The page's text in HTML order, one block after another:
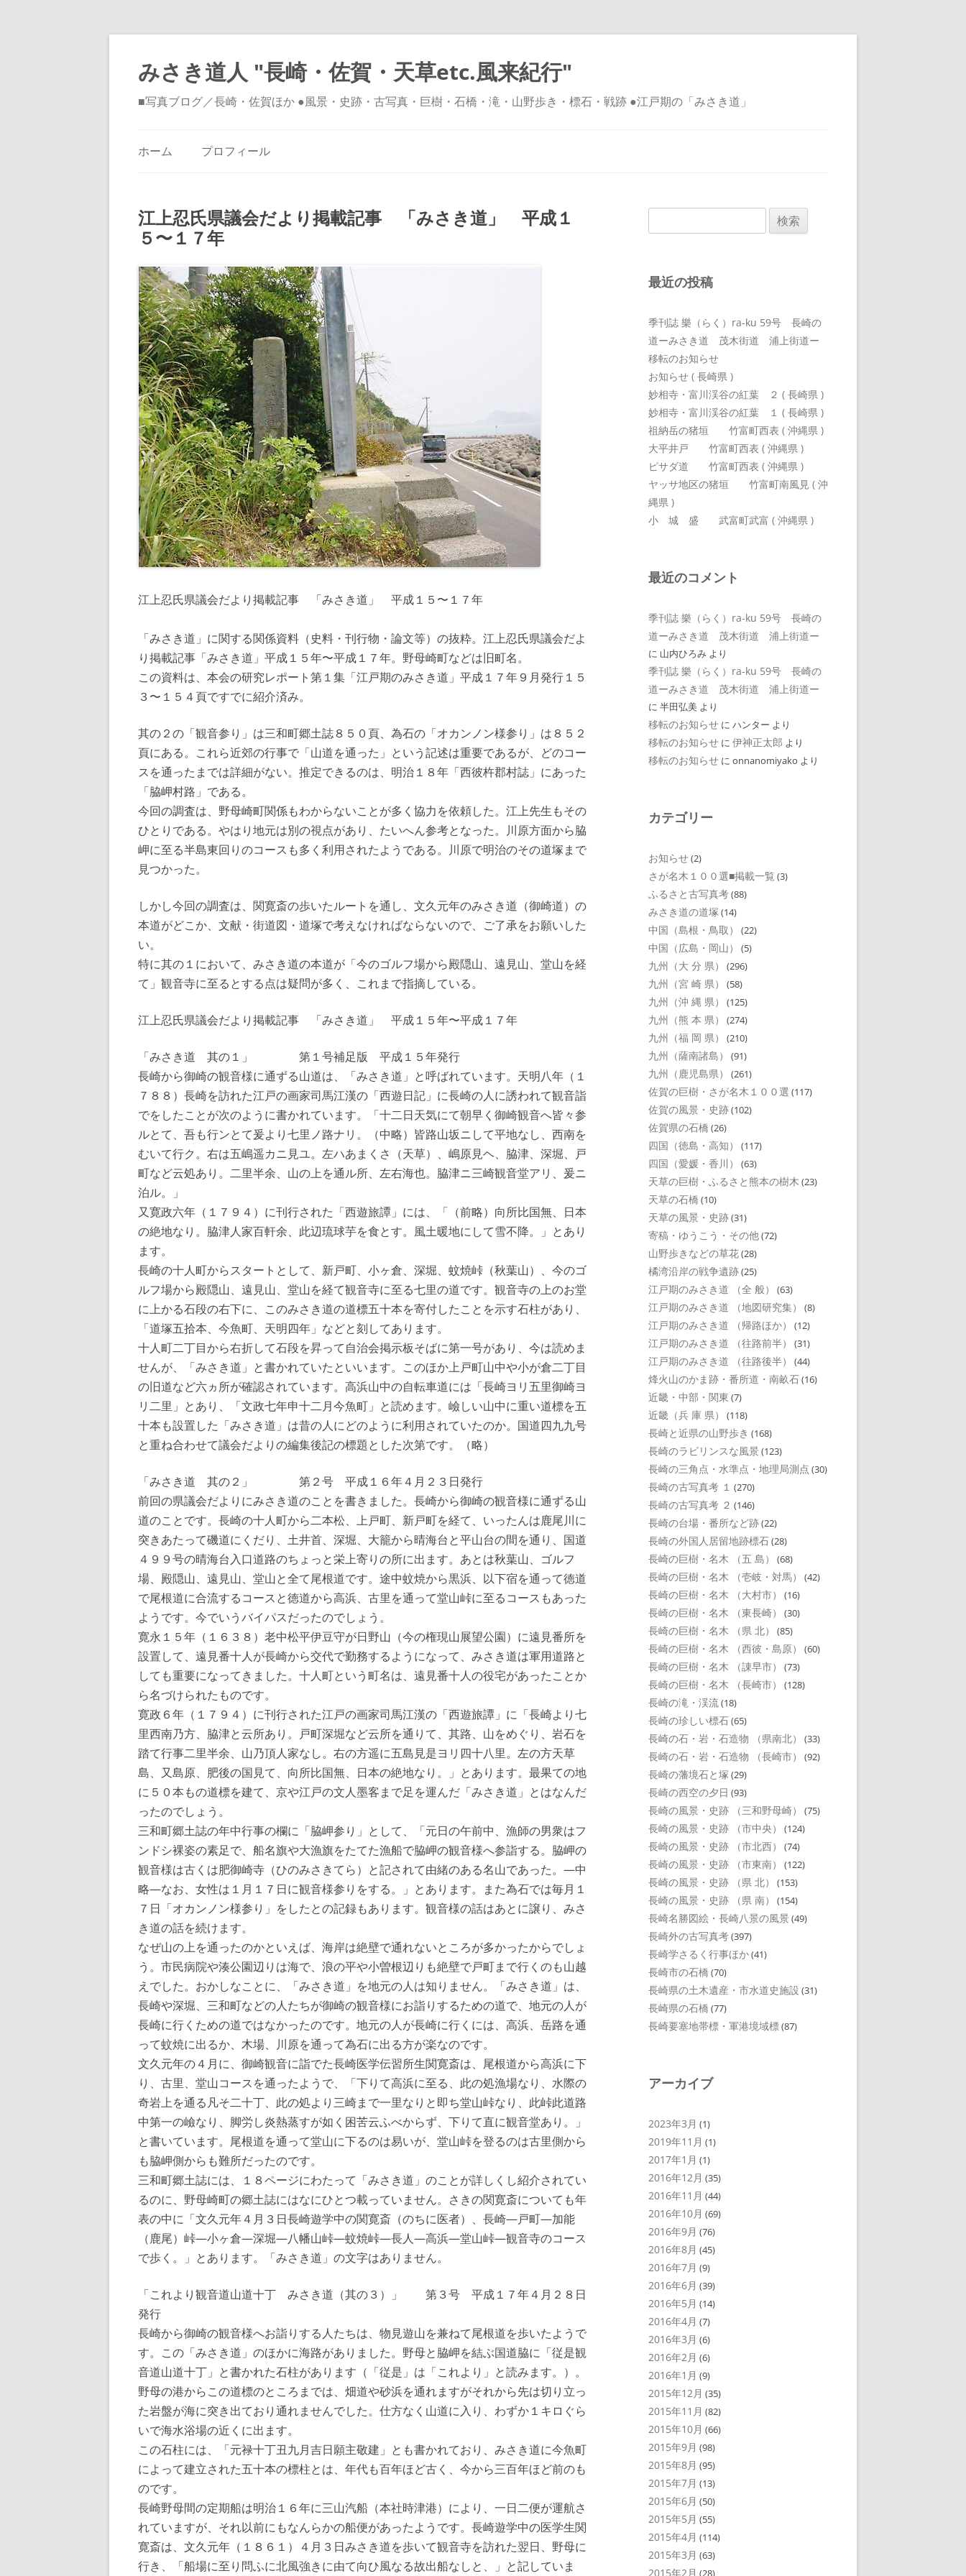
みさき道人 "長崎・佐賀・天草etc.風来紀行"
■写真ブログ／長崎・佐賀ほか ●風景・史跡・古写真・巨樹・石橋・滝・山野歩き・標石・戦跡 ●江戸期の「みさき道」
ッ
プ
ホーム プロフィール
江上忍氏県議会だより掲載記事 「みさき道」 平成１
５〜１７年
江上忍氏県議会だより掲載記事 「みさき道」 平成１５〜１７年
「みさき道」に関する関係資料（史料・刊行物・論文等）の抜粋。江上忍氏県議会だよ
り掲載記事「みさき道」平成１５年〜平成１７年。野母崎町などは旧町名。
この資料は、本会の研究レポート第１集「江戸期のみさき道」平成１７年９月発行１５
３〜１５４頁ですでに紹介済み。
其の２の「観音参り」は三和町郷土誌８５０頁、為石の「オカンノン様参り」は８５２
頁にある。これら近郊の行事で「山道を通った」という記述は重要であるが、どのコー
スを通ったまでは詳細がない。推定できるのは、明治１８年「西彼杵郡村誌」にあった
「脇岬村路」である。
今回の調査は、野母崎町関係もわからないことが多く協力を依頼した。江上先生もその
ひとりである。やはり地元は別の視点があり、たいへん参考となった。川原方面から脇
岬に至る半島東回りのコースも多く利用されたようである。川原で明治のその道塚まで
見つかった。
しかし今回の調査は、関寛斎の歩いたルートを通し、文久元年のみさき道（御崎道）の
本道がどこか、文献・街道図・道塚で考えなければならないので、ご了承をお願いした
い。
特に其の１において、みさき道の本道が「今のゴルフ場から殿隠山、遠見山、堂山を経
て」観音寺に至るとする点は疑問が多く、これまで指摘している。
江上忍氏県議会だより掲載記事 「みさき道」 平成１５年〜平成１７年
「みさき道 其の１」 第１号補足版 平成１５年発行
長崎から御崎の観音様に通ずる山道は、「みさき道」と呼ばれています。天明八年（１
７８８）長崎を訪れた江戸の画家司馬江漢の「西遊日記」に長崎の人に誘われて観音詣
でをしたことが次のように書かれています。「十二日天気にて朝早く御崎観音へ皆々参
ルとて、吾も行ンとて爰より七里ノ路ナリ。（中略）皆路山坂ニして平地なし、西南を
むいて行ク。右は五嶋遥カニ見ユ。左ハあまくさ（天草）、嶋原見ヘ、脇津、深堀、戸
町など云処あり。二里半余、山の上を通ル所、左右海也。脇津ニ三崎観音堂アリ、爰ニ
泊ル。」
又寛政六年（１７９４）に刊行された「西遊旅譚」には、「（前略）向所比国無、日本
の絶地なり。脇津人家百軒余、此辺琉球芋を食とす。風土暖地にして雪不降。」とあり
ます。
長崎の十人町からスタートとして、新戸町、小ヶ倉、深堀、蚊焼峠（秋葉山）、今のゴ
ルフ場から殿隠山、遠見山、堂山を経て観音寺に至る七里の道です。観音寺の上のお堂
に上かる石段の右下に、このみさき道の道標五十本を寄付したことを示す石柱があり、
「道塚五拾本、今魚町、天明四年」などと刻してあります。
十人町二丁目から右折して石段を昇って自治会掲示板そばに第一号があり、今は読めま
せんが、「みさき道」と書かれていたといいます。このほか上戸町山中や小が倉二丁目
の旧道など六ヵ所が確認されています。高浜山中の自転車道には「長崎ヨリ五里御崎ヨ
リ二里」とあり、「文政七年申十二月今魚町」と読めます。嶮しい山中に重い道標を五
十本も設置した「みさき道」は昔の人にどのように利用されていたのか。国道四九九号
と重ね合わせて議会だよりの編集後記の標題とした次第です。（略）
「みさき道 其の２」 第２号 平成１６年４月２３日発行
前回の県議会だよりにみさき道のことを書きました。長崎から御崎の観音様に通ずる山
道のことです。長崎の十人町から二本松、上戸町、新戸町を経て、いったんは鹿尾川に
突きあたって磯道にくだり、土井首、深堀、大籠から晴海台と平山台の間を通り、国道
４９９号の晴海台入口道路のちょっと栄上寄りの所に出ます。あとは秋葉山、ゴルフ
場、殿隠山、遠見山、堂山と全て尾根道です。途中蚊焼から黒浜、以下宿を通って徳道
で尾根道に合流するコースと徳道から高浜、古里を通って堂山峠に至るコースもあった
ようです。今でいうバイパスだったのでしょう。
寛永１５年（１６３８）老中松平伊豆守が日野山（今の権現山展望公園）に遠見番所を
設置して、遠見番十人が長崎から交代で勤務するようになって、みさき道は軍用道路と
しても重要になってきました。十人町という町名は、遠見番十人の役宅があったことか
ら名づけられたものです。
寛政６年（１７９４）に刊行された江戸の画家司馬江漢の「西遊旅譚」に「長崎より七
里西南乃方、脇津と云所あり。戸町深堀など云所を通りて、其路、山をめぐり、岩石を
踏て行事二里半余、山乃頂人家なし。右の方遥に五島見是ヨリ四十八里。左の方天草
島、又島原、肥後の国見て、向所比国無、日本の絶地なり。」とあります。最果ての地
に５０本もの道標を建て、京や江戸の文人墨客まで足を運んだ「みさき道」とはなんだ
ったのでしょう。
三和町郷土誌の年中行事の欄に「脇岬参り」として、「元日の午前中、漁師の男衆はフ
ンドシ裸姿の素足で、船名旗や大漁旗をたてた漁船で脇岬の観音様へ参詣する。脇岬の
観音様は古くは肥御崎寺（ひのみさきてら）と記されて由緒のある名山であった。—中
略—なお、女性は１月１７日に観音様参りをする。」とあります。また為石では毎月１
７日「オカンノン様参り」をしたとの記録もあります。観音様の話はあとに譲り、みさ
き道の話を続けます。
なぜ山の上を通ったのかといえば、海岸は絶壁で通れないところが多かったからでしょ
う。市民病院や湊公園辺りは海で、浪の平や小曽根辺りも絶壁で戸町まで行くのも山越
えでした。おかしなことに、「みさき道」を地元の人は知りません。「みさき道」は、
長崎や深堀、三和町などの人たちが御崎の観音様にお詣りするための道で、地元の人が
長崎に行くための道ではなかったのです。地元の人が長崎に行くには、高浜、岳路を通
って蚊焼に出るか、木場、川原を通って為石に出る方が楽なのです。
文久元年の４月に、御崎観音に詣でた長崎医学伝習所生関寛斎は、尾根道から高浜に下
り、古里、堂山コースを通ったようで、「下りて高浜に至る、此の処漁場なり、水際の
奇岩上を通る凡そ二十丁、此の処より三崎まで一里なりと即ち堂山峠なり、此峠此道路
中第一の嶮なり、脚労し炎熱蒸すが如く困苦云ふべからず、下りて直に観音堂あり。」
と書いています。尾根道を通って堂山に下るのは易いが、堂山峠を登るのは古里側から
も脇岬側からも難所だったのです。
三和町郷土誌には、１８ページにわたって「みさき道」のことが詳しくし紹介されてい
るのに、野母崎町の郷土誌にはなにひとつ載っていません。さきの関寛斎についても年
表の中に「文久元年４月３日長崎遊学中の関寛斎（のちに医者）、長崎—戸町—加能
（鹿尾）峠—小ヶ倉—深堀—八幡山峠—蚊焼峠—長人—高浜—堂山峠—観音寺のコース
で歩く。」とあります。「みさき道」の文字はありません。
「これより観音道山道十丁 みさき道（其の３）」 第３号 平成１７年４月２８日
発行
長崎から御崎の観音様へお詣りする人たちは、物見遊山を兼ねて尾根道を歩いたようで
す。この「みさき道」のほかに海路がありました。野母と脇岬を結ぶ国道脇に「従是観
音道山道十丁」と書かれた石柱があります（「従是」は「これより」と読みます。）。
野母の港からこの道標のところまでは、畑道や砂浜を通れますがそれから先は切り立っ
た岩盤が海に突き出ており通れませんでした。仕方なく山道に入り、わずか１キロぐら
いで海水浴場の近くに出ます。
この石柱には、「元禄十丁丑九月吉日願主敬建」とも書かれており、みさき道に今魚町
によって建立された五十本の標柱とは、年代も百年ほど古く、今から三百年ほど前のも
のです。
長崎野母間の定期船は明治１６年に三山汽船（本社時津港）により、一日二便が運航さ
れていますが、それ以前にもなんらかの船便があったようです。長崎遊学中の医学生関
寛斎は、文久元年（１８６１）４月３日みさき道を歩いて観音寺を訪れた翌日、野母に
行き、「船場に至り問ふに北風強きに由て向ひ風なる故出船なしと、」と記していま
索:
最近の投稿
季刊誌 樂（らく）ra-ku 59号 長崎の
道ーみさき道 茂木街道 浦上街道ー
移転のお知らせ
お知らせ ( 長崎県 )
妙相寺・富川渓谷の紅葉 ２ ( 長崎県 )
妙相寺・富川渓谷の紅葉 １ ( 長崎県 )
祖納岳の猪垣 竹富町西表 ( 沖縄県 )
大平井戸 竹富町西表 ( 沖縄県 )
ピサダ道 竹富町西表 ( 沖縄県 )
ヤッサ地区の猪垣 竹富町南風見 ( 沖
縄県 )
小 城 盛 武富町武富 ( 沖縄県 )
最近のコメント
季刊誌 樂（らく）ra-ku 59号 長崎の
道ーみさき道 茂木街道 浦上街道ー
に 山内ひろみ より
季刊誌 樂（らく）ra-ku 59号 長崎の
道ーみさき道 茂木街道 浦上街道ー
に 半田弘美 より
移転のお知らせ に ハンター より
移転のお知らせ に 伊神正太郎 より
移転のお知らせ に onnanomiyako より
カテゴリー
お知らせ(2)
さが名木１００選■掲載一覧 (3)
ふるさと古写真考(88)
みさき道の道塚 (14)
中国（島根・鳥取） (22)
中国（広島・岡山） (5)
九州（大 分 県） (296)
九州（宮 崎 県） (58)
九州（沖 縄 県） (125)
九州（熊 本 県） (274)
九州（福 岡 県） (210)
九州（薩南諸島） (91)
九州（鹿児島県） (261)
佐賀の巨樹・さが名木１００選 (117)
佐賀の風景・史跡(102)
佐賀県の石橋 (26)
四国（徳島・高知） (117)
四国（愛媛・香川） (63)
天草の巨樹・ふるさと熊本の樹木 (23)
天草の石橋 (10)
天草の風景・史跡(31)
寄稿・ゆうこう・その他(72)
山野歩きなどの草花(28)
橘湾沿岸の戦争遺跡(25)
江戸期のみさき道 （全 般） (63)
江戸期のみさき道 （地図研究集） (8)
江戸期のみさき道 （帰路ほか） (12)
江戸期のみさき道 （往路前半） (31)
江戸期のみさき道 （往路後半） (44)
烽火山のかま跡・番所道・南畝石(16)
近畿・中部・関東 (7)
近畿（兵 庫 県） (118)
長崎と近県の山野歩き (168)
長崎のラビリンスな風景 (123)
長崎の三角点・水準点・地理局測点 (30)
長崎の古写真考 １ (270)
長崎の古写真考 ２ (146)
長崎の台場・番所など跡(22)
長崎の外国人居留地跡標石(28)
長崎の巨樹・名木 （五 島） (68)
長崎の巨樹・名木 （壱岐・対馬） (42)
長崎の巨樹・名木 （大村市） (16)
長崎の巨樹・名木 （東長崎） (30)
長崎の巨樹・名木 （県 北） (85)
長崎の巨樹・名木 （西彼・島原） (60)
長崎の巨樹・名木 （諌早市） (73)
長崎の巨樹・名木 （長崎市） (128)
長崎の滝・渓流(18)
長崎の珍しい標石(65)
長崎の石・岩・石造物 （県南北） (33)
長崎の石・岩・石造物 （長崎市） (92)
長崎の藩境石と塚 (29)
長崎の西空の夕日 (93)
長崎の風景・史跡 （三和野母崎） (75)
長崎の風景・史跡 （市中央） (124)
長崎の風景・史跡 （市北西） (74)
長崎の風景・史跡 （市東南） (122)
長崎の風景・史跡 （県 北） (153)
長崎の風景・史跡 （県 南） (154)
長崎名勝図絵・長崎八景の風景 (49)
長崎外の古写真考(397)
長崎学さるく行事ほか(41)
長崎市の石橋 (70)
長崎県の土木遺産・市水道史施設 (31)
長崎県の石橋 (77)
長崎要塞地帯標・軍港境域標(87)
アーカイブ
2023年3月 (1)
2019年11月 (1)
2017年1月 (1)
2016年12月 (35)
2016年11月 (44)
2016年10月 (69)
2016年9月 (76)
2016年8月 (45)
2016年7月 (9)
2016年6月 (39)
2016年5月 (14)
2016年4月 (7)
2016年3月 (6)
2016年2月 (6)
2016年1月 (9)
2015年12月 (35)
2015年11月 (82)
2015年10月 (66)
2015年9月 (98)
2015年8月 (95)
2015年7月 (13)
2015年6月 (50)
2015年5月 (55)
2015年4月 (114)
2015年3月 (63)
2015年2月 (28)